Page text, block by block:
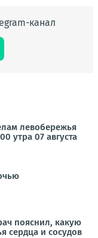
канал
левобережья
утра 07 августа
пояснил, какую
сердца и сосудов